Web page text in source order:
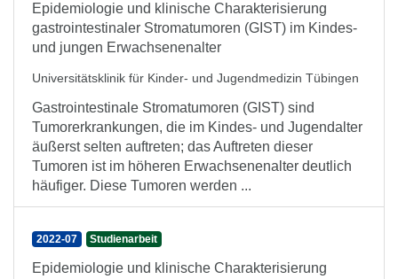
Epidemiologie und klinische Charakterisierung
gastrointestinaler Stromatumoren (GIST) im Kindes-
und jungen Erwachsenenalter
Universitätsklinik für Kinder- und Jugendmedizin Tübingen
Gastrointestinale Stromatumoren (GIST) sind
Tumorerkrankungen, die im Kindes- und Jugendalter
äußerst selten auftreten; das Auftreten dieser
Tumoren ist im höheren Erwachsenenalter deutlich
häufiger. Diese Tumoren werden ...
2022-07 Studienarbeit
Epidemiologie und klinische Charakterisierung